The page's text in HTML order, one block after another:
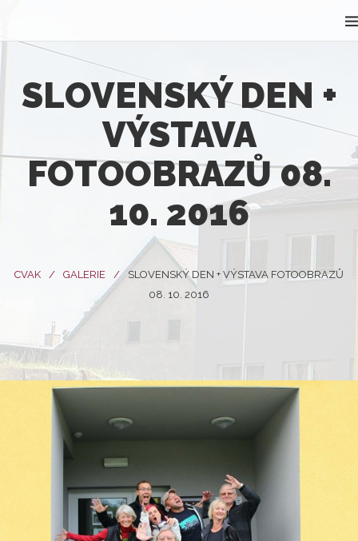
SLOVENSKÝ DEN +
VÝSTAVA
FOTOOBRAZŮ 08.
10. 2016
CVAK GALERIE
SLOVENSKÝ DEN + VÝSTAVA FOTOOBRAZŮ
08. 10. 2016